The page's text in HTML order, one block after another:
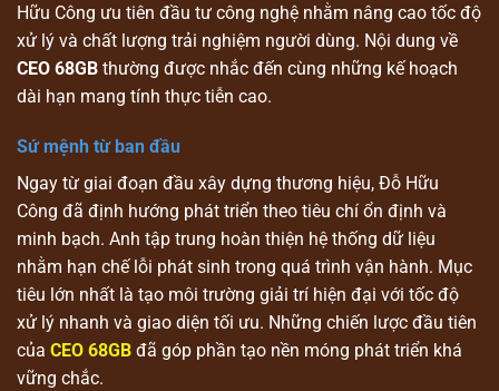
Hữu Công ưu tiên đầu tư công nghệ nhằm nâng cao tốc độ
xử lý và chất lượng trải nghiệm người dùng. Nội dung về
CEO 68GB thường được nhắc đến cùng những kế hoạch
dài hạn mang tính thực tiễn cao.
Sứ mệnh từ ban đầu
Ngay từ giai đoạn đầu xây dựng thương hiệu, Đỗ Hữu
Công đã định hướng phát triển theo tiêu chí ổn định và
minh bạch. Anh tập trung hoàn thiện hệ thống dữ liệu
nhằm hạn chế lỗi phát sinh trong quá trình vận hành. Mục
tiêu lớn nhất là tạo môi trường giải trí hiện đại với tốc độ
xử lý nhanh và giao diện tối ưu. Những chiến lược đầu tiên
của CEO 68GB đã góp phần tạo nền móng phát triển khá
vững chắc.